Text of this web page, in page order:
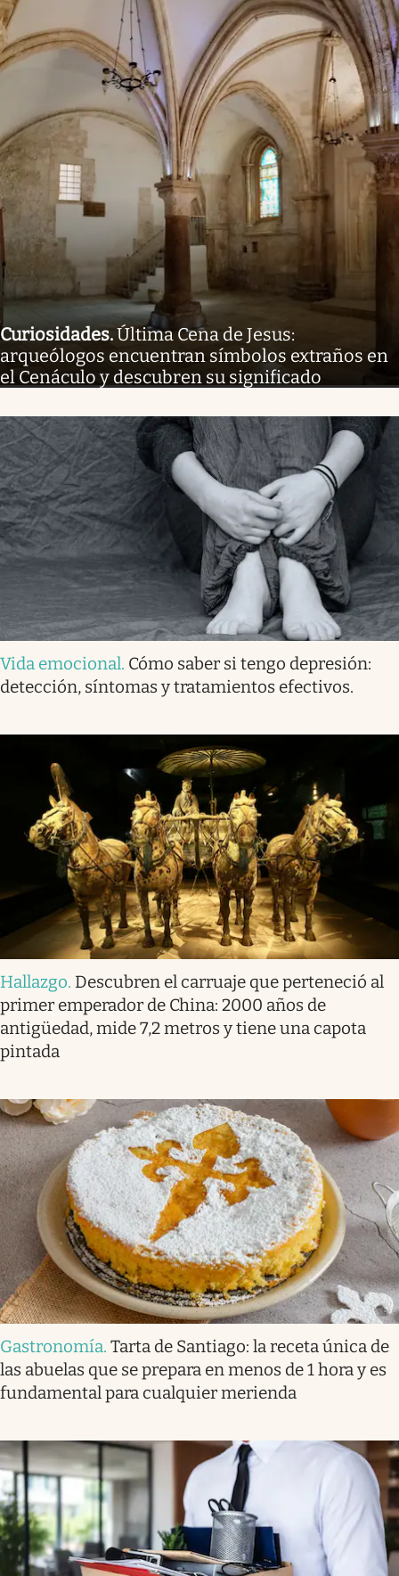
Curiosidades.Última Cena de Jesus:
arqueólogos encuentran símbolos extraños en
el Cenáculo y descubren su significado
Vida emocional. Cómo saber si tengo depresión:
detección, síntomas y tratamientos efectivos.
Hallazgo. Descubren el carruaje que perteneció al
primer emperador de China: 2000 años de
antigüedad, mide 7,2 metros y tiene una capota
pintada
Gastronomía. Tarta de Santiago: la receta única de
las abuelas que se prepara en menos de 1 hora y es
fundamental para cualquier merienda